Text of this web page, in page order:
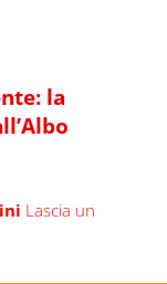
la
Lascia un